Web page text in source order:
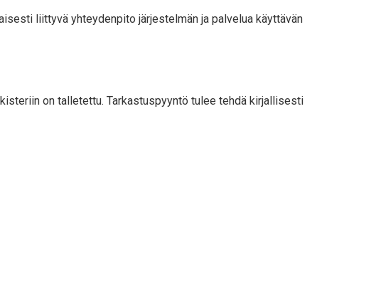
liittyvä yhteydenpito järjestelmän ja palvelua käyttävän
on talletettu. Tarkastuspyyntö tulee tehdä kirjallisesti